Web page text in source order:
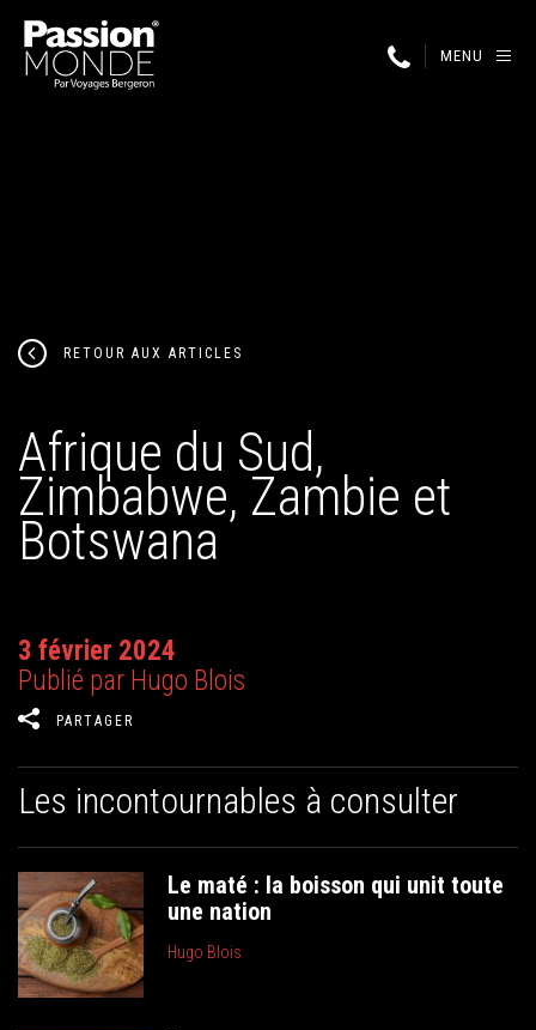
MENU
RETOUR AUX ARTICLES
Afrique du Sud,
Zimbabwe, Zambie et
Botswana
3 février 2024
Publié par Hugo Blois
PARTAGER
Les incontournables à consulter
Le maté : la boisson qui unit toute
une nation
Hugo Blois